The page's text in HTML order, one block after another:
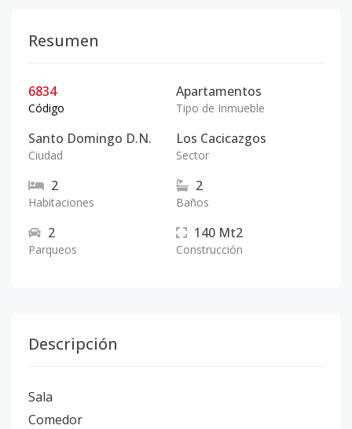
Resumen
6834
Código
Apartamentos
Tipo de Inmueble
Santo Domingo D.N.
Ciudad
Los Cacicazgos
Sector
2
Habitaciones
2
Baños
2
Parqueos
140 Mt2
Construcción
Descripción
Sala
Comedor